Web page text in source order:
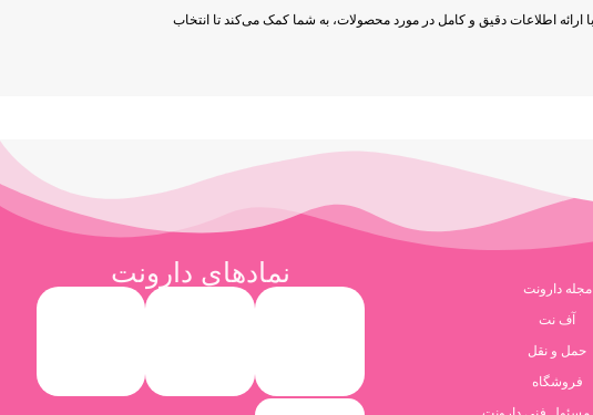
ارائه اطلاعات دقیق و کامل در مورد محصولات، به شما کمک می‌کند تا انتخاب
مجله دارونت
آف نت
حمل و نقل
فروشگاه
نمادهای دارونت